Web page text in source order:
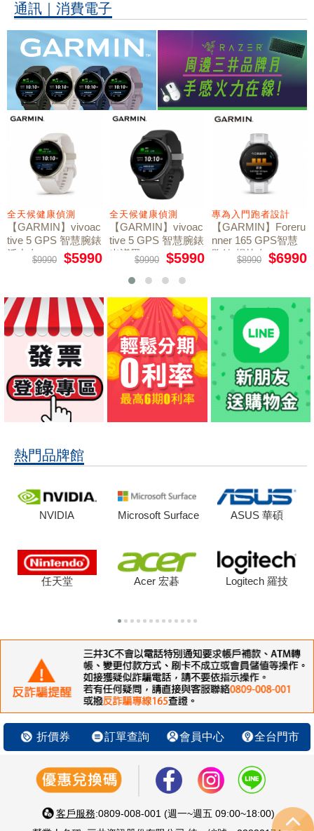
通訊｜消費電子
全天候健康偵測
【GARMIN】vivoac
tive 5 GPS 智慧腕錶
活力白
$9990 $5990
全天候健康偵測
【GARMIN】vivoac
tive 5 GPS 智慧腕錶
光譜黑
$9990 $5990
專為入門跑者設計
【GARMIN】Foreru
nner 165 GPS智慧
跑錶 暢快白
$8990 $6990
熱門品牌館
NVIDIA Microsoft Surface ASUS 華碩
任天堂 Acer 宏碁 Logitech 羅技
折價券 訂單查詢 會員中心 全台門市
客戶服務:0809-008-001 (週一~週五 09:00~18:00)